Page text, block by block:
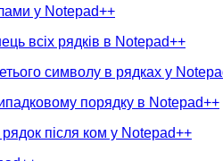
у Notepad++
всіх рядків в Notepad++
символу в рядках у
порядку в Notepad++
після ком у Notepad++